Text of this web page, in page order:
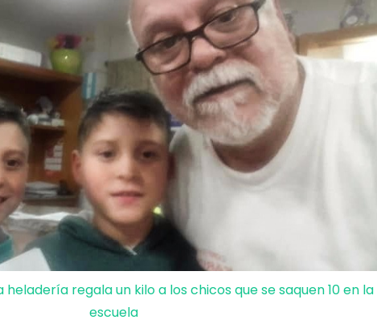
heladería regala un kilo a los chicos que se saquen 10 en la
escuela